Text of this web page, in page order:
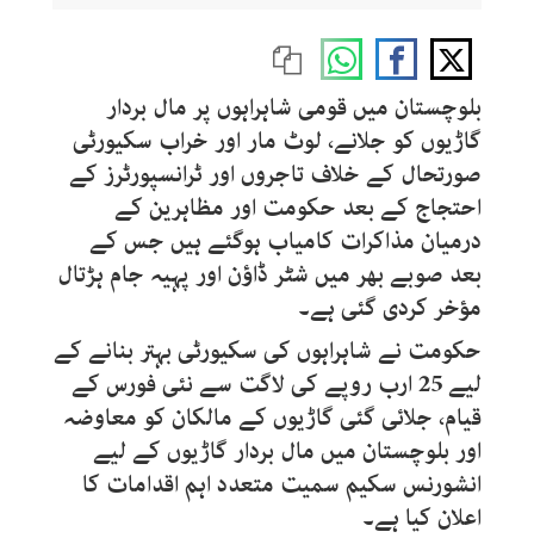
بلوچستان میں قومی شاہراہوں پر مال بردار
گاڑیوں کو جلانے، لوٹ مار اور خراب سکیورٹی
صورتحال کے خلاف تاجروں اور ٹرانسپورٹرز کے
احتجاج کے بعد حکومت اور مظاہرین کے
درمیان مذاکرات کامیاب ہوگئے ہیں جس کے
بعد صوبے بھر میں شٹر ڈاؤن اور پہیہ جام ہڑتال
مؤخر کردی گئی ہے۔
حکومت نے شاہراہوں کی سکیورٹی بہتر بنانے کے
لیے 25 ارب روپے کی لاگت سے نئی فورس کے
قیام، جلائی گئی گاڑیوں کے مالکان کو معاوضہ
اور بلوچستان میں مال بردار گاڑیوں کے لیے
انشورنس سکیم سمیت متعدد اہم اقدامات کا
اعلان کیا ہے۔